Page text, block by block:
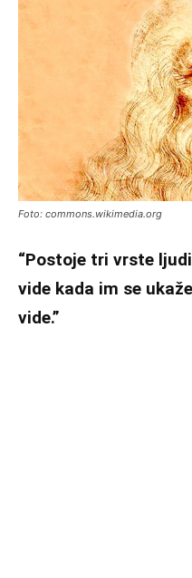
Foto: commons.wikimedia.org
“Postoje tri vrste
vide kada im se
vide.”